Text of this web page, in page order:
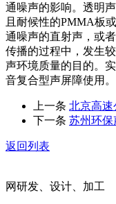
通噪声的影响。透明
且耐候性的PMMA板
通噪声的直射声，或
传播的过程中，发生
声环境质量的目的。
音复合型声屏障使用。
上一条 北京高速
下一条 苏州环保
返回列表
网研发、设计、加工